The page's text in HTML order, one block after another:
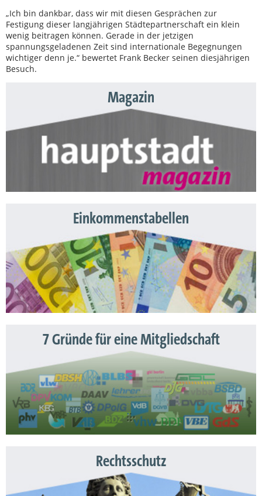
„Ich bin dankbar, dass wir mit diesen Gesprächen zur
Festigung dieser langjährigen Städtepartnerschaft ein klein
wenig beitragen können. Gerade in der jetzigen
spannungsgeladenen Zeit sind internationale Begegnungen
wichtiger denn je.“ bewertet Frank Becker seinen diesjährigen
Besuch.
Magazin
Einkommenstabellen
7 Gründe für eine Mitgliedschaft
Rechtsschutz